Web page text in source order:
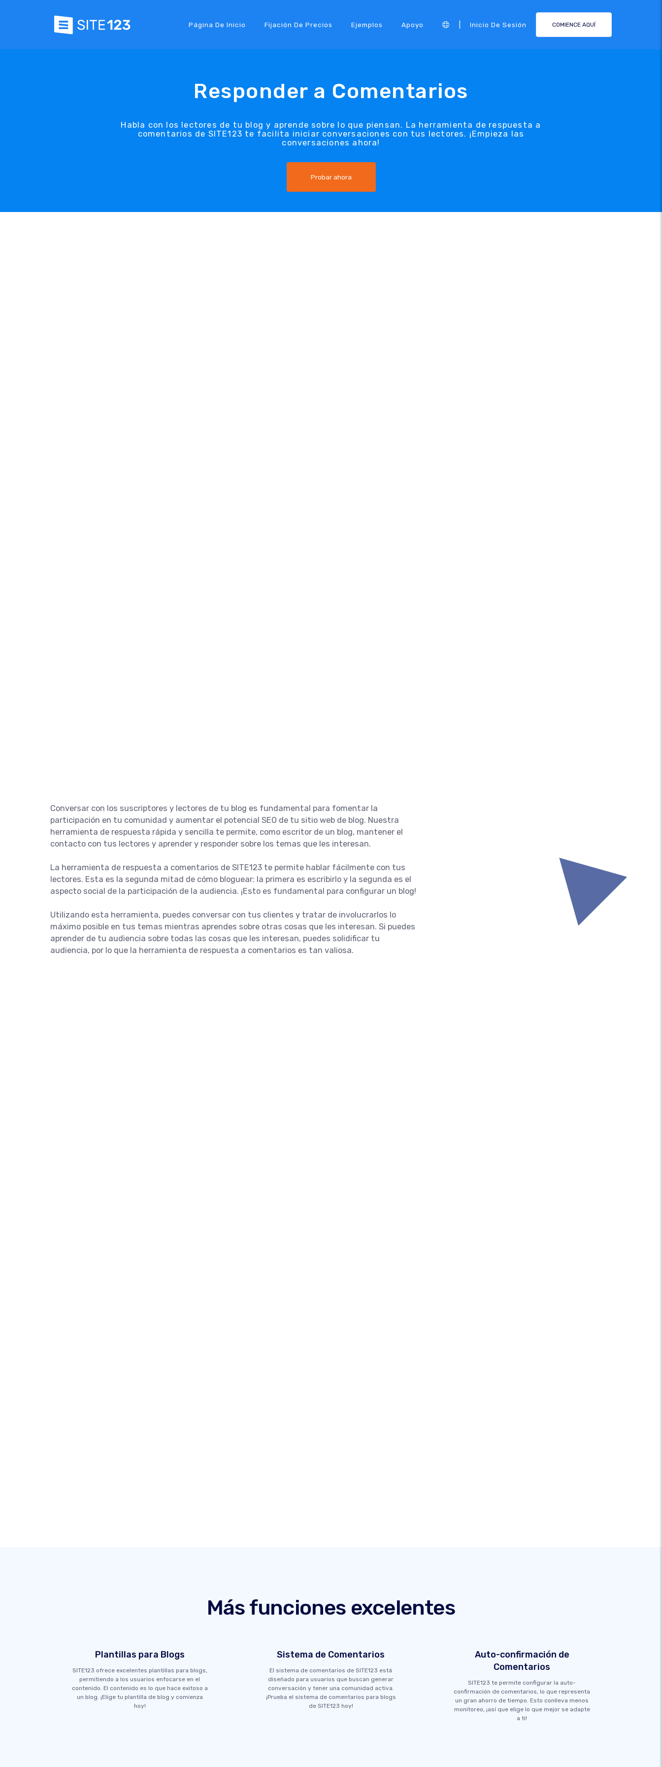
Página De Inicio Fijación De Precios Ejemplos Apoyo Inicio De Sesión COMIENCE AQUÍ
Responder a Comentarios
Habla con los lectores de tu blog y aprende sobre lo que piensan. La herramienta de respuesta a
comentarios de SITE123 te facilita iniciar conversaciones con tus lectores. ¡Empieza las
conversaciones ahora!
Probar ahora
Conversar con los suscriptores y lectores de tu blog es fundamental para fomentar la
participación en tu comunidad y aumentar el potencial SEO de tu sitio web de blog. Nuestra
herramienta de respuesta rápida y sencilla te permite, como escritor de un blog, mantener el
contacto con tus lectores y aprender y responder sobre los temas que les interesan.
La herramienta de respuesta a comentarios de SITE123 te permite hablar fácilmente con tus
lectores. Esta es la segunda mitad de cómo bloguear: la primera es escribirlo y la segunda es el
aspecto social de la participación de la audiencia. ¡Esto es fundamental para configurar un blog!
Utilizando esta herramienta, puedes conversar con tus clientes y tratar de involucrarlos lo
máximo posible en tus temas mientras aprendes sobre otras cosas que les interesan. Si puedes
aprender de tu audiencia sobre todas las cosas que les interesan, puedes solidificar tu
audiencia, por lo que la herramienta de respuesta a comentarios es tan valiosa.
Más funciones excelentes
Plantillas para Blogs
SITE123 ofrece excelentes plantillas para blogs,
permitiendo a los usuarios enfocarse en el
contenido. El contenido es lo que hace exitoso a
un blog. ¡Elige tu plantilla de blog y comienza
hoy!
Sistema de Comentarios
El sistema de comentarios de SITE123 está
diseñado para usuarios que buscan generar
conversación y tener una comunidad activa.
¡Prueba el sistema de comentarios para blogs
de SITE123 hoy!
Auto-confirmación de
Comentarios
SITE123 te permite configurar la auto-
confirmación de comentarios, lo que representa
un gran ahorro de tiempo. Esto conlleva menos
monitoreo, ¡así que elige lo que mejor se adapte
a ti!